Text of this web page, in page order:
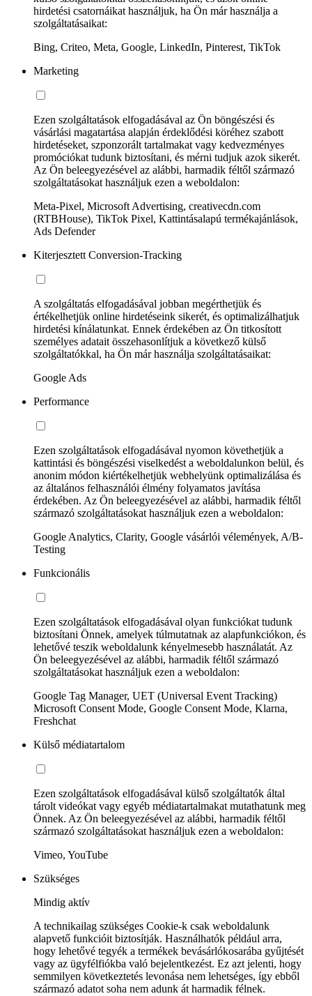
hirdetési csatornáikat használjuk, ha Ön már használja a
szolgáltatásaikat:
Bing, Criteo, Meta, Google, LinkedIn, Pinterest, TikTok
Marketing
Ezen szolgáltatások elfogadásával az Ön böngészési és
vásárlási magatartása alapján érdeklődési köréhez szabott
hirdetéseket, szponzorált tartalmakat vagy kedvezményes
promóciókat tudunk biztosítani, és mérni tudjuk azok sikerét.
Az Ön beleegyezésével az alábbi, harmadik féltől származó
szolgáltatásokat használjuk ezen a weboldalon:
Meta-Pixel, Microsoft Advertising, creativecdn.com
(RTBHouse), TikTok Pixel, Kattintásalapú termékajánlások,
Ads Defender
Kiterjesztett Conversion-Tracking
A szolgáltatás elfogadásával jobban megérthetjük és
értékelhetjük online hirdetéseink sikerét, és optimalizálhatjuk
hirdetési kínálatunkat. Ennek érdekében az Ön titkosított
személyes adatait összehasonlítjuk a következő külső
szolgáltatókkal, ha Ön már használja szolgáltatásaikat:
Google Ads
Performance
Ezen szolgáltatások elfogadásával nyomon követhetjük a
kattintási és böngészési viselkedést a weboldalunkon belül, és
anonim módon kiértékelhetjük webhelyünk optimalizálása és
az általános felhasználói élmény folyamatos javítása
érdekében. Az Ön beleegyezésével az alábbi, harmadik féltől
származó szolgáltatásokat használjuk ezen a weboldalon:
Google Analytics, Clarity, Google vásárlói vélemények, A/B-
Testing
Funkcionális
Ezen szolgáltatások elfogadásával olyan funkciókat tudunk
biztosítani Önnek, amelyek túlmutatnak az alapfunkciókon, és
lehetővé teszik weboldalunk kényelmesebb használatát. Az
Ön beleegyezésével az alábbi, harmadik féltől származó
szolgáltatásokat használjuk ezen a weboldalon:
Google Tag Manager, UET (Universal Event Tracking)
Microsoft Consent Mode, Google Consent Mode, Klarna,
Freshchat
Külső médiatartalom
Ezen szolgáltatások elfogadásával külső szolgáltatók által
tárolt videókat vagy egyéb médiatartalmakat mutathatunk meg
Önnek. Az Ön beleegyezésével az alábbi, harmadik féltől
származó szolgáltatásokat használjuk ezen a weboldalon:
Vimeo, YouTube
Szükséges
Mindig aktív
A technikailag szükséges Cookie-k csak weboldalunk
alapvető funkcióit biztosítják. Használhatók például arra,
hogy lehetővé tegyék a termékek bevásárlókosarába gyűjtését
vagy az ügyfélfiókba való bejelentkezést. Ez azt jelenti, hogy
semmilyen következtetés levonása nem lehetséges, így ebből
származó adatot soha nem adunk át harmadik félnek.